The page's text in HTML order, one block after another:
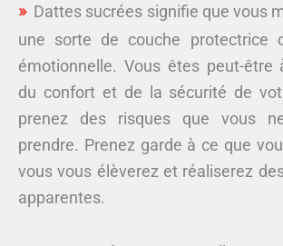
Dattes sucrées signifie que vous
une sorte de couche protectrice
émotionnelle. Vous êtes peut-être
du confort et de la sécurité de
prenez des risques que vous
prendre. Prenez garde à ce que
vous vous élèverez et réaliserez
apparentes.